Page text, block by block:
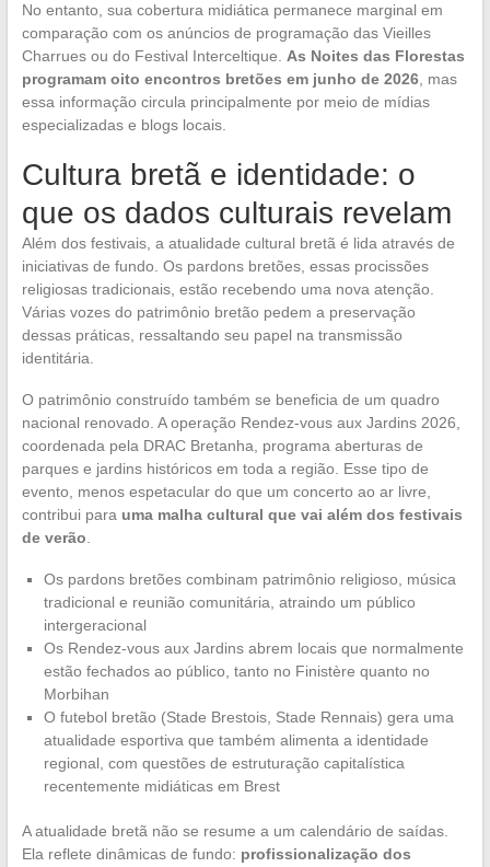
No entanto, sua cobertura midiática permanece marginal em
comparação com os anúncios de programação das Vieilles
Charrues ou do Festival Interceltique. As Noites das Florestas
programam oito encontros bretões em junho de 2026, mas
essa informação circula principalmente por meio de mídias
especializadas e blogs locais.
Cultura bretã e identidade: o
que os dados culturais revelam
Além dos festivais, a atualidade cultural bretã é lida através de
iniciativas de fundo. Os pardons bretões, essas procissões
religiosas tradicionais, estão recebendo uma nova atenção.
Várias vozes do patrimônio bretão pedem a preservação
dessas práticas, ressaltando seu papel na transmissão
identitária.
O patrimônio construído também se beneficia de um quadro
nacional renovado. A operação Rendez-vous aux Jardins 2026,
coordenada pela DRAC Bretanha, programa aberturas de
parques e jardins históricos em toda a região. Esse tipo de
evento, menos espetacular do que um concerto ao ar livre,
contribui para uma malha cultural que vai além dos festivais
de verão.
Os pardons bretões combinam patrimônio religioso, música
tradicional e reunião comunitária, atraindo um público
intergeracional
Os Rendez-vous aux Jardins abrem locais que normalmente
estão fechados ao público, tanto no Finistère quanto no
Morbihan
O futebol bretão (Stade Brestois, Stade Rennais) gera uma
atualidade esportiva que também alimenta a identidade
regional, com questões de estruturação capitalística
recentemente midiáticas em Brest
A atualidade bretã não se resume a um calendário de saídas.
Ela reflete dinâmicas de fundo: profissionalização dos